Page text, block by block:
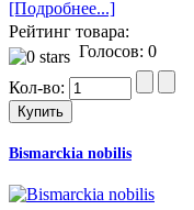
[Подробнее...]
Рейтинг товара:
Голосов: 0
Кол-во:
Bismarckia nobilis